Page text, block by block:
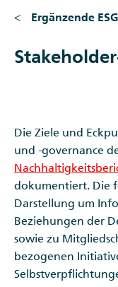
Ergänzende
Die Ziele und
und -governance
dokumentiert. Die
Darstellung um
Beziehungen der
sowie zu
bezogenen